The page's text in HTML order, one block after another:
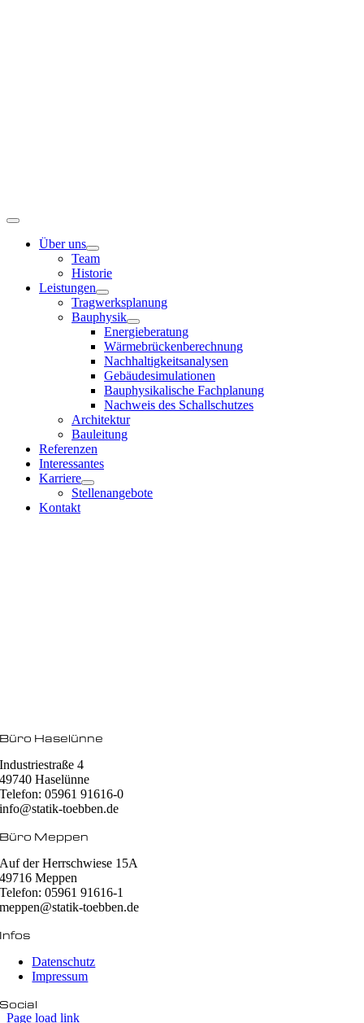
Toggle
NavigationÜber uns
Team
Historie
Leistungen
Tragwerksplanung
Bauphysik
Energieberatung
Wärmebrückenberechnung
Nachhaltigkeitsanalysen
Gebäudesimulationen
Bauphysikalische Fachplanung
Nachweis des Schallschutzes
Architektur
Bauleitung
Referenzen
Interessantes
Karriere
Stellenangebote
Kontakt
Büro Haselünne
Industriestraße 4
49740 Haselünne
Telefon: 05961 91616-0
info@statik-toebben.de
Büro Meppen
Auf der Herrschwiese 15A
49716 Meppen
Telefon: 05961 91616-1
meppen@statik-toebben.de
Infos
Datenschutz
Impressum
Social
Page load link